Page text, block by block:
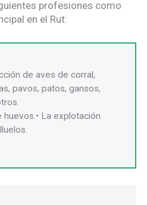
profesiones como
en el Rut:
de aves de corral,
pavos, patos, gansos,
huevos.• La explotación